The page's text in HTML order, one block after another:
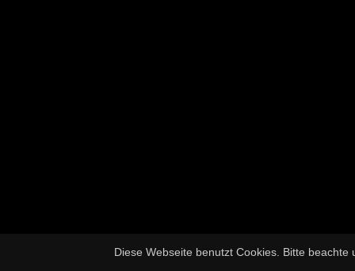
Diese Webseite benutzt Cookies. Bitte beachte